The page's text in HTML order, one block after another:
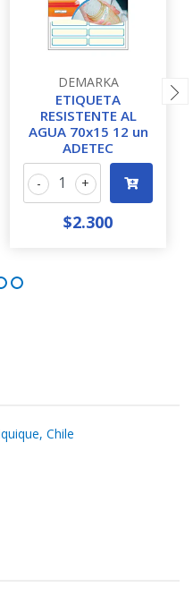
DEMARKA
ETIQUETA
RESISTENTE AL
AGUA 70x15 12 un
ADETEC
+
-
$2.300
Chile